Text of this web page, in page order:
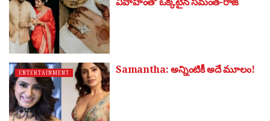
ENTERTAINMENT Samantha: అన్నింటికీ అదే మూలం!